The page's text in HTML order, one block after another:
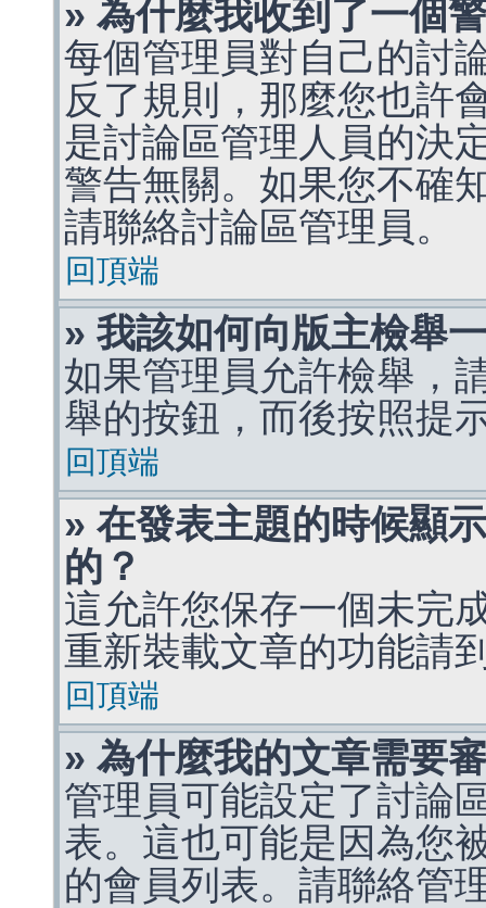
» 為什麼我收到了一個
每個管理員對自己的討
反了規則，那麼您也許
是討論區管理人員的決
警告無關。如果您不確
請聯絡討論區管理員。
回頂端
» 我該如何向版主檢舉
如果管理員允許檢舉，
舉的按鈕，而後按照提
回頂端
» 在發表主題的時候顯
的？
這允許您保存一個未完
重新裝載文章的功能請
回頂端
» 為什麼我的文章需要
管理員可能設定了討論
表。這也可能是因為您
的會員列表。請聯絡管